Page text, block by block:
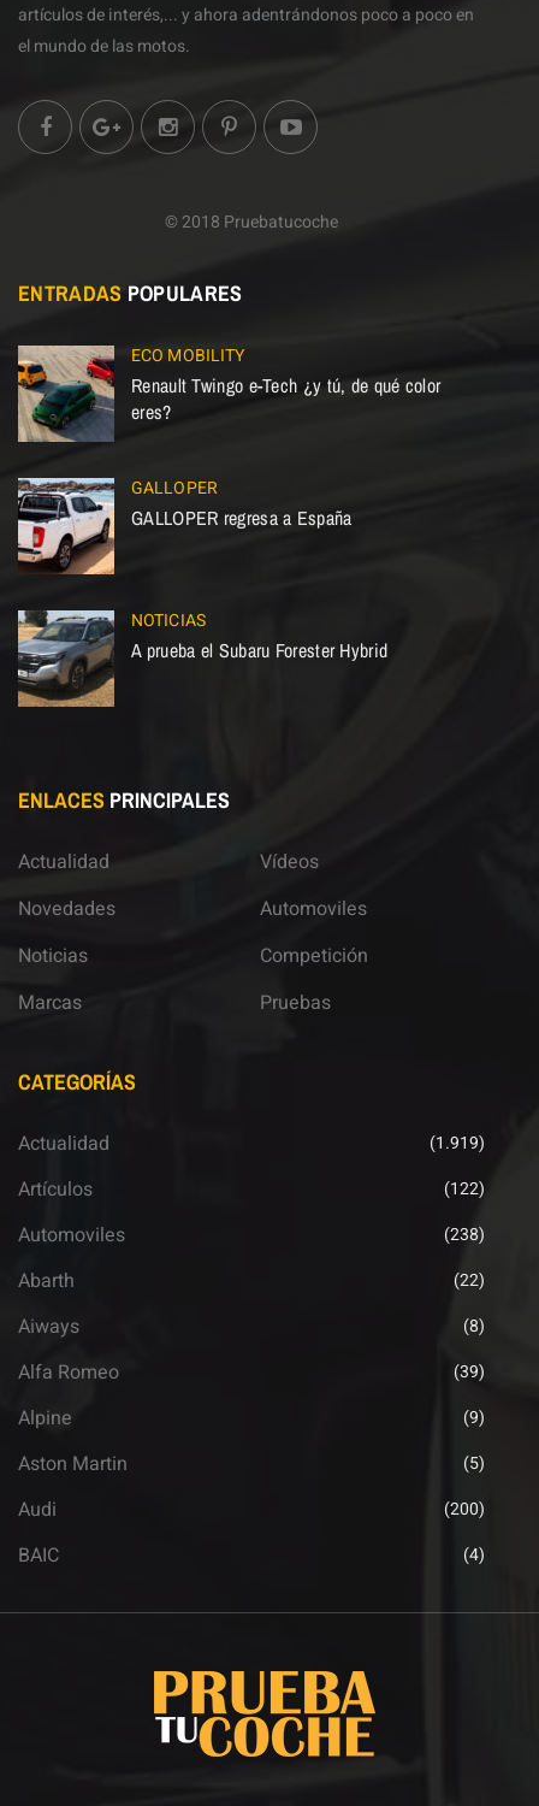
artículos de interés,... y ahora adentrándonos poco a poco en
el mundo de las motos.
© 2018 Pruebatucoche
ENTRADAS POPULARES
ECO MOBILITY
Renault Twingo e-Tech ¿y tú, de qué color
eres?
GALLOPER
GALLOPER regresa a España
NOTICIAS
A prueba el Subaru Forester Hybrid
ENLACES PRINCIPALES
Actualidad
Novedades
Noticias
Marcas
Vídeos
Automoviles
Competición
Pruebas
CATEGORÍAS
Actualidad (1.919)
Artículos (122)
Automoviles (238)
Abarth (22)
Aiways (8)
Alfa Romeo (39)
Alpine (9)
Aston Martin (5)
Audi (200)
BAIC (4)